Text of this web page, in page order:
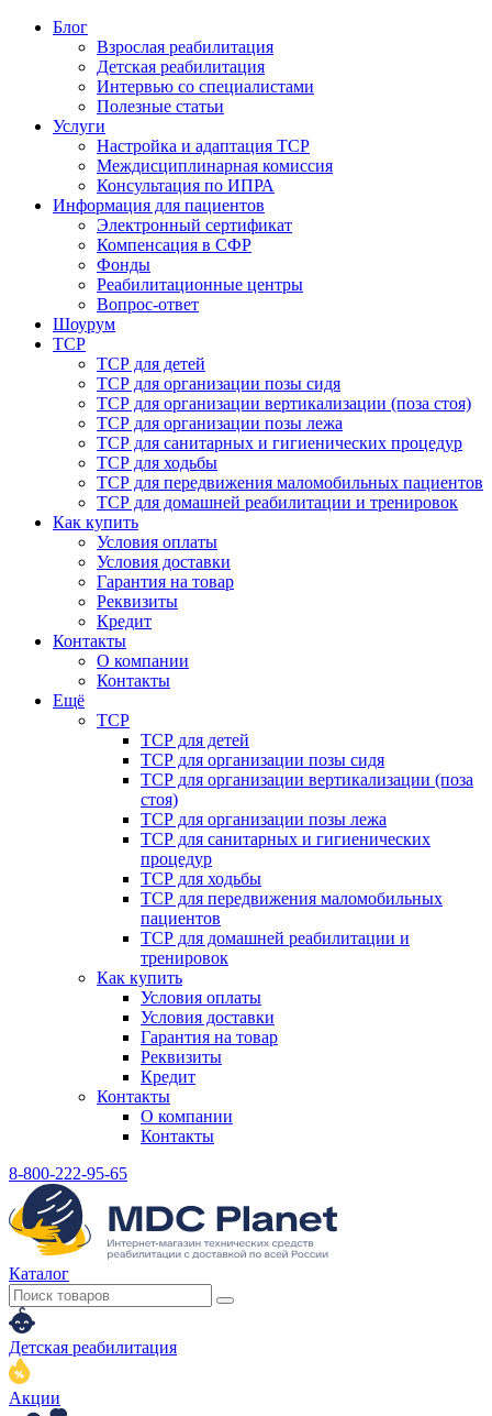
Блог
Взрослая реабилитация
Детская реабилитация
Интервью со специалистами
Полезные статьи
Услуги
Настройка и адаптация ТСР
Междисциплинарная комиссия
Консультация по ИПРА
Информация для пациентов
Электронный сертификат
Компенсация в СФР
Фонды
Реабилитационные центры
Вопрос-ответ
Шоурум
ТСР
ТСР для детей
ТСР для организации позы сидя
ТСР для организации вертикализации (поза стоя)
ТСР для организации позы лежа
ТСР для санитарных и гигиенических процедур
ТСР для ходьбы
ТСР для передвижения маломобильных пациентов
ТСР для домашней реабилитации и тренировок
Как купить
Условия оплаты
Условия доставки
Гарантия на товар
Реквизиты
Кредит
Контакты
О компании
Контакты
Ещё
ТСР
ТСР для детей
ТСР для организации позы сидя
ТСР для организации вертикализации (поза
стоя)
ТСР для организации позы лежа
ТСР для санитарных и гигиенических
процедур
ТСР для ходьбы
ТСР для передвижения маломобильных
пациентов
ТСР для домашней реабилитации и
тренировок
Как купить
Условия оплаты
Условия доставки
Гарантия на товар
Реквизиты
Кредит
Контакты
О компании
Контакты
8-800-222-95-65
Каталог
Детская реабилитация
Акции